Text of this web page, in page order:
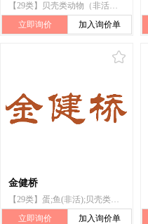
【29类】贝壳类动物（非活）;肉;鱼（非活）;牡蛎（非活）;鱿鱼（非活）;虾（非活）;海参（非活）;紫菜;蛏干;肉干
立即询价
加入询价单
金健桥
【29类】蛋;鱼(非活);贝壳类动物(非活);虾(非活);鱼罐头;肉;甲壳动物(非活);鱼制食品;腌制鱼
立即询价
加入询价单